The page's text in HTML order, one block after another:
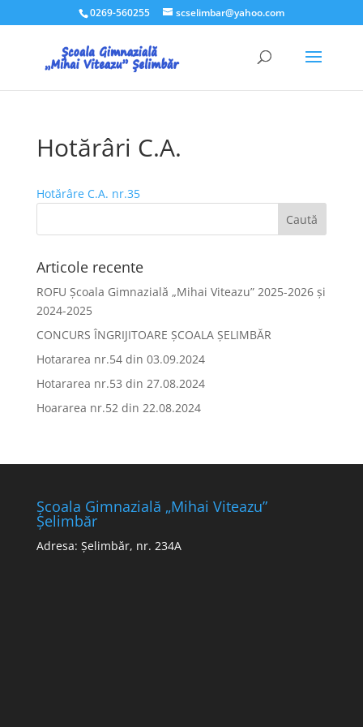
0269-560255 scselimbar@yahoo.com
Hotărâri C.A.
Hotărâre C.A. nr.35
Articole recente
ROFU Școala Gimnazială „Mihai Viteazu” 2025-2026 și
2024-2025
CONCURS ÎNGRIJITOARE ȘCOALA ȘELIMBĂR
Hotararea nr.54 din 03.09.2024
Hotararea nr.53 din 27.08.2024
Hoararea nr.52 din 22.08.2024
Școala Gimnazială „Mihai Viteazu”
Șelimbăr
Adresa: Șelimbăr, nr. 234A